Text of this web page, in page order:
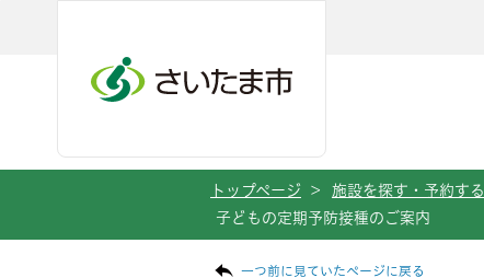
トップページ > 施設を探す・予約する
子どもの定期予防接種のご案内
一つ前に見ていたページに戻る